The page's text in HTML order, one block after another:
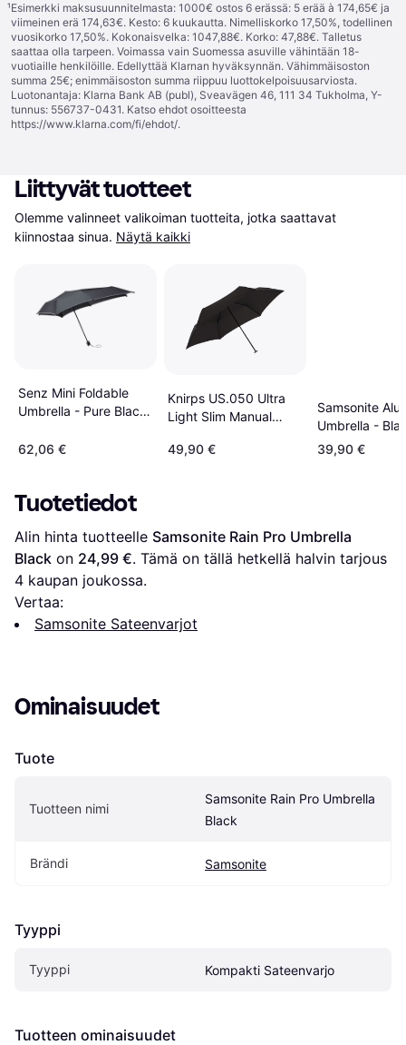
¹Esimerkki maksusuunnitelmasta: 1000€ ostos 6 erässä: 5 erää à 174,65€ ja
viimeinen erä 174,63€. Kesto: 6 kuukautta. Nimelliskorko 17,50%, todellinen
vuosikorko 17,50%. Kokonaisvelka: 1047,88€. Korko: 47,88€. Talletus
saattaa olla tarpeen. Voimassa vain Suomessa asuville vähintään 18-
vuotiaille henkilöille. Edellyttää Klarnan hyväksynnän. Vähimmäisoston
summa 25€; enimmäisoston summa riippuu luottokelpoisuusarviosta.
Luotonantaja: Klarna Bank AB (publ), Sveavägen 46, 111 34 Tukholma, Y-
tunnus: 556737-0431. Katso ehdot osoitteesta
https://www.klarna.com/fi/ehdot/.
Liittyvät tuotteet
Olemme valinneet valikoiman tuotteita, jotka saattavat
kiinnostaa sinua. Näytä kaikki
Senz Mini Foldable
Umbrella - Pure Black
62,06 €
Knirps US.050 Ultra
Light Slim Manual
(9500501001)
49,90 €
Samsonite Alu
Umbrella -
39,90 €
Tuotetiedot
Alin hinta tuotteelle Samsonite Rain Pro Umbrella
Black on 24,99 €
4 kaupan joukossa.
Vertaa:
Samsonite Sateenvarjot
Ominaisuudet
Tuote
Tuotteen nimi
Samsonite Rain Pro Umbrella
Black
Brändi Samsonite
Tyyppi
Tyyppi Kompakti Sateenvarjo
Tuotteen ominaisuudet